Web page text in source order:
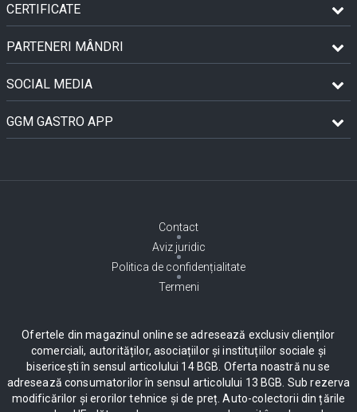
CERTIFICATE
PARTENERI MÂNDRI
SOCIAL MEDIA
GGM GASTRO APP
Contact
Aviz juridic
Politica de confidențialitate
Termeni
Ofertele din magazinul online se adresează exclusiv clienților
comerciali, autorităților, asociațiilor și instituțiilor sociale și
bisericești în sensul articolului 14 BGB. Oferta noastră nu se
adresează consumatorilor în sensul articolului 13 BGB. Sub rezerva
modificărilor și erorilor tehnice și de preț. Auto-colectorii din țările